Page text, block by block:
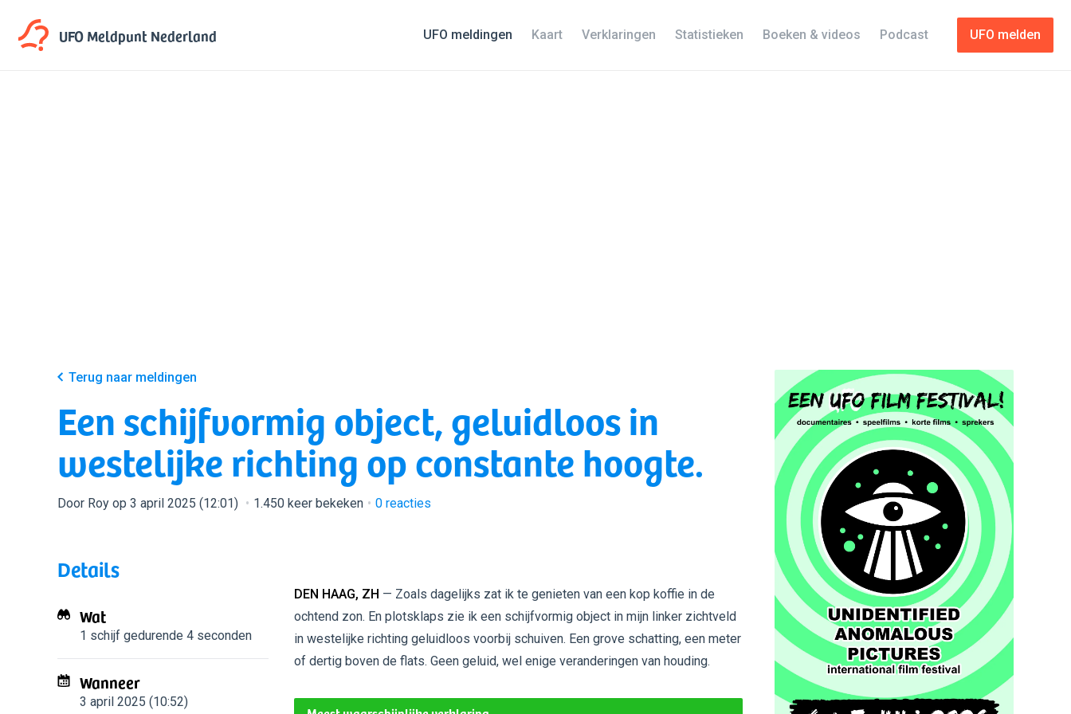
UFO MeldpuntNederland UFO melden
UFO meldingen Kaart Verklaringen Statistieken Boeken & videos Podcast
Terug naar meldingen
Een schijfvormig object, geluidloos in
westelijke richting op constante hoogte.
Door Roy op 3 april 2025 (12:01) 1.450 keer bekeken 0 reacties
Details
Wat
1 schijf gedurende 4 seconden
Wanneer
3 april 2025 (10:52)
DEN HAAG, ZH — Zoals dagelijks zat ik te genieten van een kop koffie in de
ochtend zon. En plotsklaps zie ik een schijfvormig object in mijn linker zichtveld
in westelijke richting geluidloos voorbij schuiven. Een grove schatting, een meter
of dertig boven de flats. Geen geluid, wel enige veranderingen van houding.